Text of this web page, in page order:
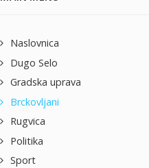
Naslovnica
Dugo Selo
Gradska uprava
Brckovljani
Rugvica
Politika
Sport